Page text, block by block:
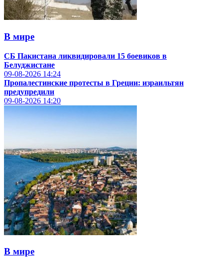
В мире
СБ Пакистана ликвидировали 15 боевиков в
Белуджистане
09-08-2026 14:24
Пропалестинские протесты в Греции: израильтян
предупредили
09-08-2026 14:20
В мире